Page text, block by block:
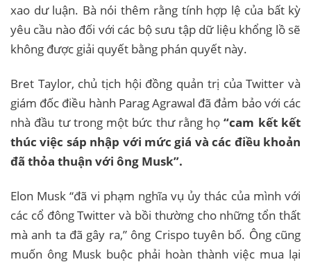
xao dư luận. Bà nói thêm rằng tính hợp lệ của bất kỳ
yêu cầu nào đối với các bộ sưu tập dữ liệu khổng lồ sẽ
không được giải quyết bằng phán quyết này.
Bret Taylor, chủ tịch hội đồng quản trị của Twitter và
giám đốc điều hành Parag Agrawal đã đảm bảo với các
nhà đầu tư trong một bức thư rằng họ“cam kết kết
thúc việc sáp nhập với mức giá và các điều khoản
đã thỏa thuận với ông Musk”.
Elon Musk “đã vi phạm nghĩa vụ ủy thác của mình với
các cổ đông Twitter và bồi thường cho những tổn thất
mà anh ta đã gây ra,” ông Crispo tuyên bố. Ông cũng
muốn ông Musk buộc phải hoàn thành việc mua lại